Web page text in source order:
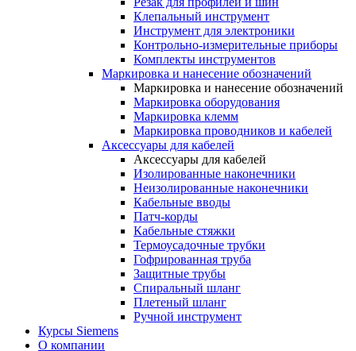
Клепальный инструмент
Инструмент для электроники
Контрольно-измерительные приборы
Комплекты инструментов
Маркировка и нанесение обозначений
Маркировка и нанесение обозначений
Маркировка оборудования
Маркировка клемм
Маркировка проводников и кабелей
Аксессуары для кабелей
Аксессуары для кабелей
Изолированные наконечники
Неизолированные наконечники
Кабельные вводы
Патч-корды
Кабельные стяжки
Термоусадочные трубки
Гофрированная труба
Защитные трубы
Спиральный шланг
Плетеный шланг
Ручной инструмент
Курсы Siemens
О компании